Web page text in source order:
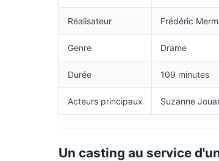
Réalisateur Frédéric
Genre Drame
Durée 109 minutes
Acteurs principaux Suzanne
Un casting au service